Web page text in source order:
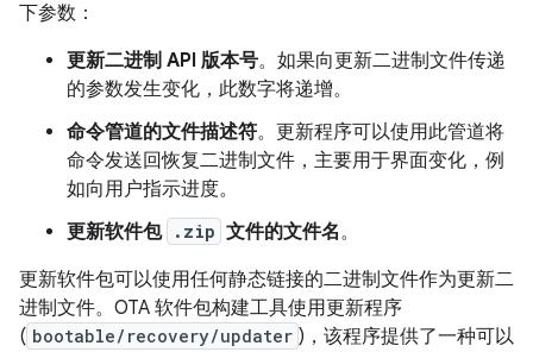
下参数：
更新二进制 API 版本号。如果向更新二进制文件传递
的参数发生变化，此数字将递增。
命令管道的文件描述符。更新程序可以使用此管道将
命令发送回恢复二进制文件，主要用于界面变化，例
如向用户指示进度。
更新软件包 .zip 文件的文件名。
更新软件包可以使用任何静态链接的二进制文件作为更新二
进制文件。OTA 软件包构建工具使用更新程序
( bootable/recovery/updater )，该程序提供了一种可以